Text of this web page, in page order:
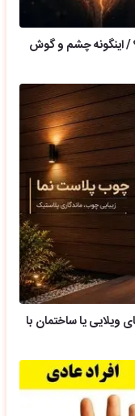
/ اینگونه چشم و گوش
ویلایی یا ساختمان با